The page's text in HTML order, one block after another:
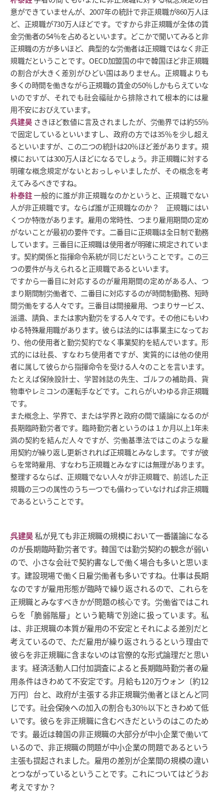
意ができていませんが、2007年の統計で非正規職が860万人ほ
ど、正規職が730万人ほどです。ですから非正規職が全体の賃
金労働者の54％を占めるといいます。どこかで聞いてみると非
正規職の方が多いほど、典型的な労働者は正規職ではなく非正
規職だということです。OECD加盟国の中で韓国ほど非正規職
の割合が大きく差別がひどい国はありません。正規職よりも
多くの時間を働きながら正規職の賃金の50％しかもらえていな
いのですが、それでも社会福祉から排除されて根本的には雇
用不安におびえています。
呉建昊 さきほど数値に言及されましたが、労働界では約55％
で固定しているといいますし、政府の方では35％を少し超え
るといいますが、この二つの統計は20％ほど差があります。規
模においては300万人ほどになるでしょう。非正規職に対する
明確な概念規定がないとおっしゃいましたが、その概念を考
えてみるべきですね。
朴泰鉒一般的に誰が非正規職なのかというと、正規職でない
人が非正規職です。ならば誰が正規職なのか？ 正規職にはい
くつか特徴があります。雇用の常時性、つまり雇用期間の定め
がないことが最初の要件です。二番目に正規職は全日制で勤務
しています。三番目に正規職は使用者が明確に規定されていま
す。契約関係と指揮命令系統が同じだということです。この三
つの要件が与えられると正規職であるといいます。
ですから一番目に対応するのが雇用期間の定めがある人、つ
まり期間制労働者で、二番目に対応するのが時間制勤務、短時
間労働をする人々です。三番目は間接雇用、つまりサービス、
派遣、請負、または家内勤労をする人々です。その他にもいわ
ゆる特殊雇用職があります。彼らは法的には事業主になってお
り、他の使用者と勤労契約でなく事業契約を結んでいます。形
式的には社長、すなわち使用者ですが、実質的には他の使用
者に属して彼らから指揮命令を受ける人々のことを言います。
たとえば保険設計士、学習雑誌の先生、ゴルフの補助員、貨
物車やレミコンの運転手などです。これらがいわゆる非正規職
です。
また概念上、学界で、または学界と政府の間で議論になるのが
長期臨時勤労者です。臨時勤労者というのは１か月以上1年未
満の契約を結んだ人々ですが、労働基準法ではこのような雇
用契約が繰り返し更新されれば正規職とみなします。ですが彼
らを常時雇用、すなわち正規職とみなすには無理があります。
整理するならば、正規職でない人々が非正規職で、前述した正
規職の三つの属性のうち一つでも備わっていなければ非正規職
であるということです。
呉建昊私が見ても非正規職の規模において一番議論になる
のが長期臨時勤労者です。韓国では勤労契約の観念が弱い
ので、小さな会社で契約書なしで働く場合も多いと思いま
す。建設現場で働く日雇労働者も多いですね。仕事は長期
なのですが雇用形態が臨時で繰り返されるので、これらを
正規職とみなすべきかが問題の核心です。労働省ではこれ
らを「脆弱階層」という範疇で別途に扱っています。私
は、非正規職の本質が雇用の不安定とそれによる差別だと
考えているので、ただ雇用が繰り返されうるという理由で
彼らを非正規職に含まないのは官僚的な形式論理だと思い
ます。経済活動人口付加調査によると長期臨時勤労者の雇
用条件はきわめて不安定です。月給も120万ウォン〔約12
万円〕台と、政府が主張する非正規職労働者とほとんど同
じです。社会保険への加入の割合も30％以下ときわめて低
いです。彼らを非正規職に含むべきだというのはこのため
です。最近は韓国の非正規職の大部分が中小企業で働いて
いるので、非正規職の問題が中小企業の問題であるという
主張も提起されました。雇用の差別が企業間の規模の違い
とつながっているということです。これについてはどうお
考えですか？